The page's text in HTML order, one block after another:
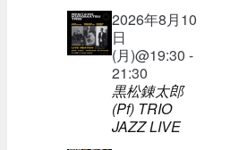
2026年8月10
日
(月)@19:30 -
21:30
黒松錬太郎
(Pf) TRIO
JAZZ LIVE